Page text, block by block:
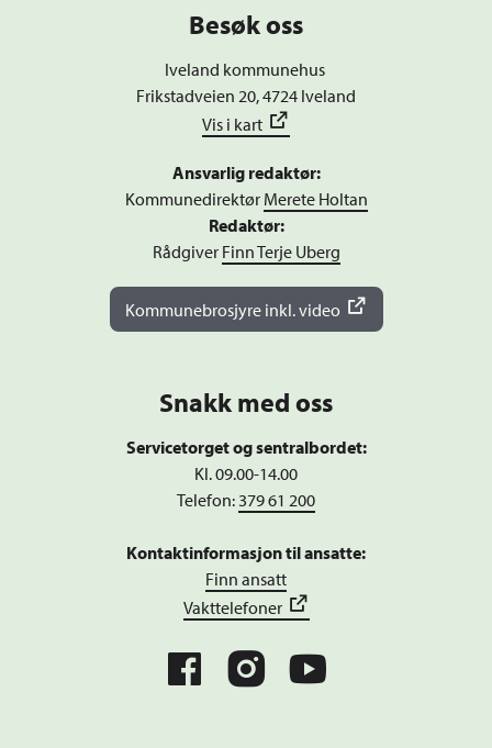
Besøk oss
Iveland kommunehus
Frikstadveien 20, 4724 Iveland
Vis i kart
Ansvarlig redaktør:
Kommunedirektør Merete Holtan
Redaktør:
Rådgiver Finn Terje Uberg
Kommunebrosjyre inkl. video
Snakk med oss
Servicetorget og sentralbordet:
Kl. 09.00-14.00
Telefon:379 61 200
Kontaktinformasjon til ansatte:
Finn ansatt
Vakttelefoner